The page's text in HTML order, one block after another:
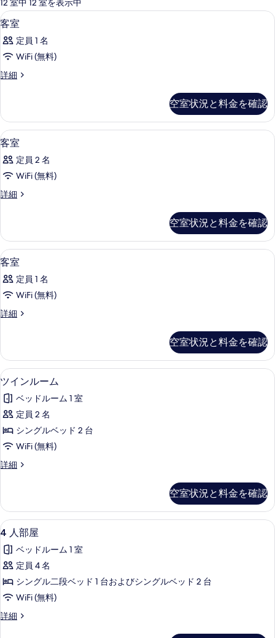
能
な
客
室
の
絞
み
条
件
12 室中 12 室を表示中
客
室
の
べ
の
写
真
を
表
示
1
客室
定員 1 名
WiFi (無料)
詳細
客
細
空室状況と料金を確認
客
室
の
べ
の
写
真
を
表
示
1
客室
定員 2 名
WiFi (無料)
詳細
客
細
空室状況と料金を確認
客
室
の
べ
の
写
真
を
表
示
す
る
1
客室
定員 1 名
WiFi (無料)
詳細
客
細
空室状況と料金を確認
ツ
イ
ン
ル
ー
の
べ
て
の
写
真
を
表
示
ツインルーム | WiFi (無料)、ベッドシ
4
ツインルーム
ベッドルーム 1 室
定員 2 名
シングルベッド 2 台
WiFi (無料)
詳細
ツ
ー
ム
の
細
空室状況と料金を確認
4
人
部
屋
の
す
べ
4 人部屋 | WiFi (無料)、ベッドシーツ
4
4 人部屋
ベッドルーム 1 室
定員 4 名
シングル二段ベッド 1 台およびシングルベッド 2 台
WiFi (無料)
詳細
4